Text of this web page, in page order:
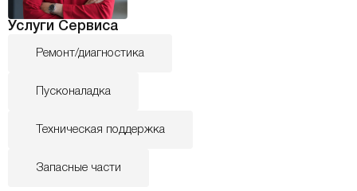
Услуги Сервиса
Ремонт/диагностика
Пусконаладка
Техническая поддержка
Запасные части